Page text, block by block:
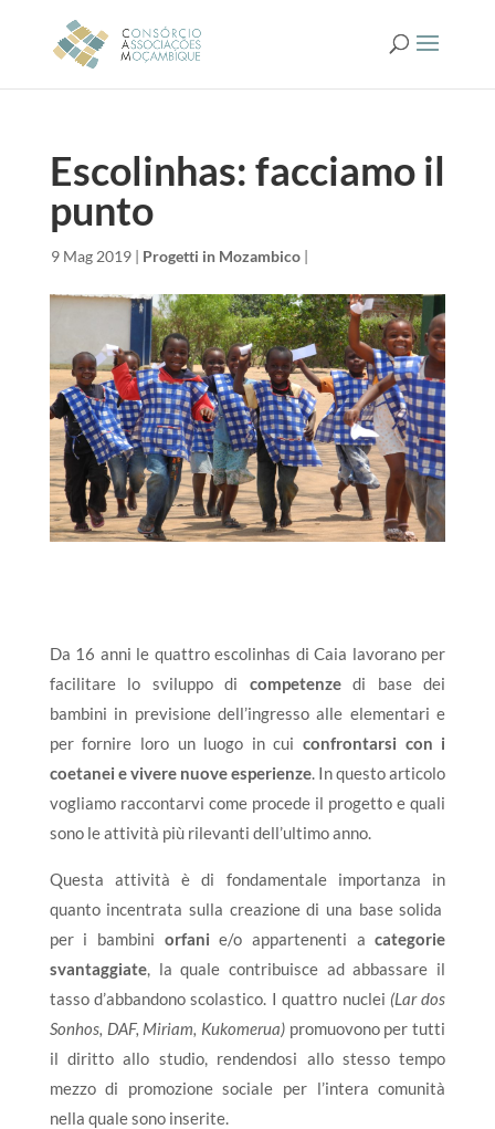
Escolinhas: facciamo il
punto
9 Mag 2019| Progetti in Mozambico|
Da 16 anni le quattro escolinhas di Caia lavorano per
facilitare lo sviluppo di competenzedi base dei
bambini in previsione dell’ingresso alle elementari e
per fornire loro un luogo in cui confrontarsi con i
coetanei e vivere nuove esperienze. In questo articolo
vogliamo raccontarvi come procede il progetto e quali
sono le attività più rilevanti dell’ultimo anno.
Questa attività è di fondamentale importanza in
quanto incentrata sulla creazione di una base solida
per i bambini orfani e/o appartenenti acategorie
svantaggiate, la quale contribuisce ad abbassare il
tasso d’abbandono scolastico. I quattro nuclei (Lar dos
Sonhos, DAF, Miriam, Kukomerua) promuovono per tutti
il diritto allo studio, rendendosi allo stesso tempo
mezzo di promozione sociale per l’intera comunità
nella quale sono inserite.